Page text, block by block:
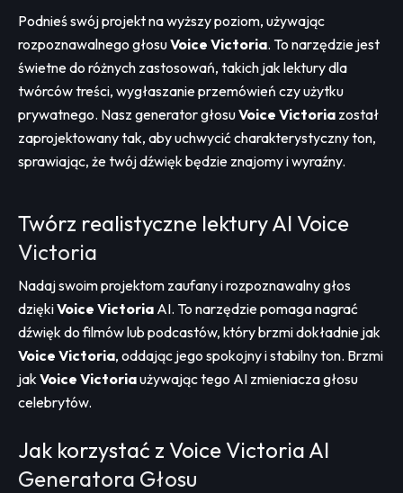
Podnieś swój projekt na wyższy poziom, używając
rozpoznawalnego głosuVoice Victoria. To narzędzie jest
świetne do różnych zastosowań, takich jak lektury dla
twórców treści, wygłaszanie przemówień czy użytku
prywatnego. Nasz generator głosuVoice Victoria został
zaprojektowany tak, aby uchwycić charakterystyczny ton,
sprawiając, że twój dźwięk będzie znajomy i wyraźny.
Twórz realistyczne lektury AI Voice
Victoria
Nadaj swoim projektom zaufany i rozpoznawalny głos
dziękiVoice Victoria AI. To narzędzie pomaga nagrać
dźwięk do filmów lub podcastów, który brzmi dokładnie jak
Voice Victoria, oddając jego spokojny i stabilny ton. Brzmi
jakVoice Victoriaużywając tego AI zmieniacza głosu
celebrytów.
Jak korzystać z Voice Victoria AI
Generatora Głosu